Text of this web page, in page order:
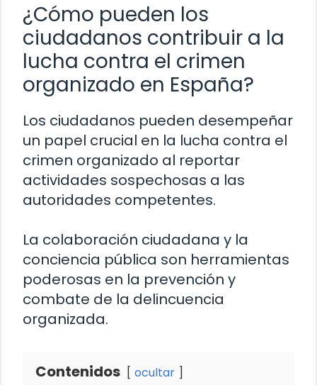
¿Cómo pueden los
ciudadanos contribuir a la
lucha contra el crimen
organizado en España?
Los ciudadanos pueden desempeñar
un papel crucial en la lucha contra el
crimen organizado al reportar
actividades sospechosas a las
autoridades competentes.
La colaboración ciudadana y la
conciencia pública son herramientas
poderosas en la prevención y
combate de la delincuencia
organizada.
Contenidos ocultar